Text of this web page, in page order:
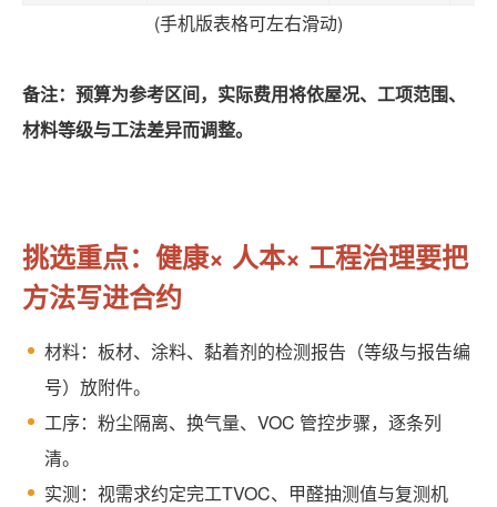
(手机版表格可左右滑动)
备注：预算为参考区间，实际费用将依屋况、工项范围、
材料等级与工法差异而调整。
挑选重点：健康× 人本× 工程治理要把
方法写进合约
材料：板材、涂料、黏着剂的检测报告（等级与报告编
号）放附件。
工序：粉尘隔离、换气量、VOC 管控步骤，逐条列
清。
实测：视需求约定完工TVOC、甲醛抽测值与复测机